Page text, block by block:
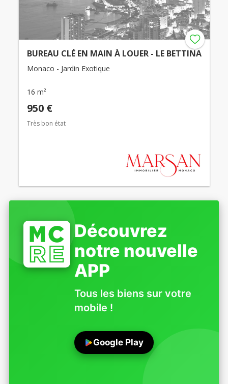
BUREAU CLÉ EN MAIN À LOUER - LE BETTINA
Monaco - Jardin Exotique
16 m²
950 €
Très bon état
Découvrez
notre nouvelle
APP
Tous les biens sur votre
mobile !
Google Play